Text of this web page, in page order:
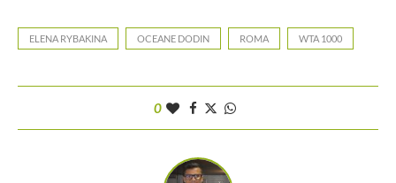
ELENA RYBAKINA OCEANE DODIN ROMA WTA 1000
0